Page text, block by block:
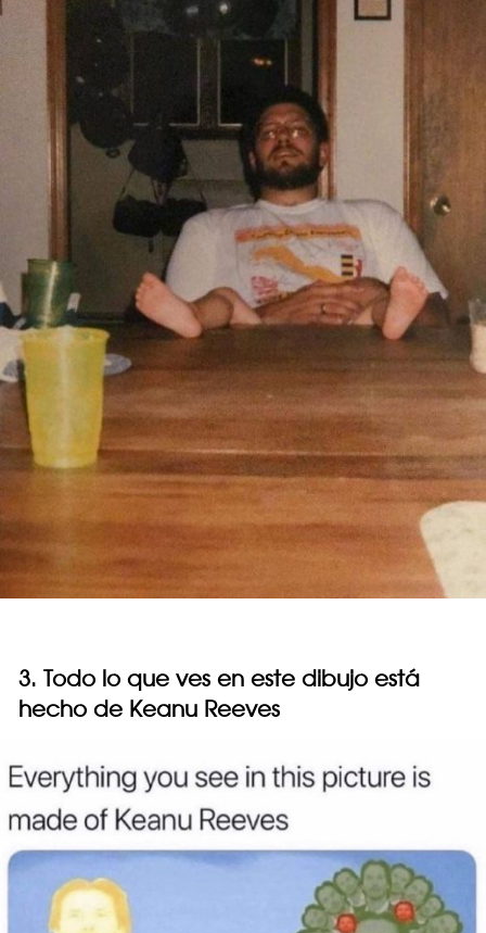
3. Todo lo que ves en este dibujo está
hecho de Keanu Reeves